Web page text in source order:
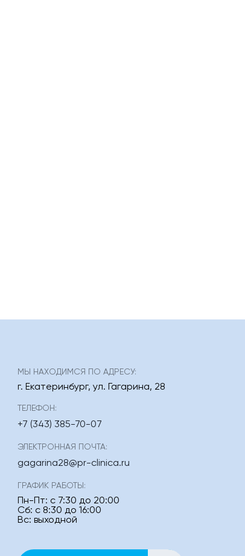
МЫ НАХОДИМСЯ ПО АДРЕСУ:
г. Екатеринбург, ул. Гагарина, 28
ТЕЛЕФОН:
+7 (343) 385-70-07
ЭЛЕКТРОННАЯ ПОЧТА:
gagarina28@pr-clinica.ru
ГРАФИК РАБОТЫ:
Пн-Пт: с 7:30 до 20:00
Сб: с 8:30 до 16:00
Вс: выходной